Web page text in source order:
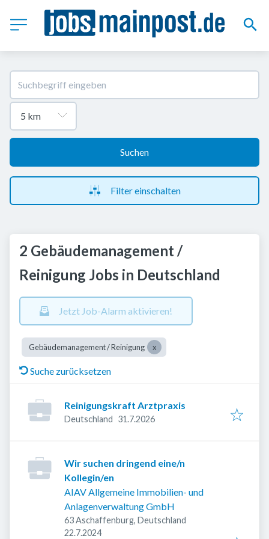
Suchen
Filter einschalten
2 Gebäudemanagement /
Reinigung Jobs in Deutschland
Jetzt Job-Alarm aktivieren!
Gebäudemanagement / Reinigung
Suche zurücksetzen
Reinigungskraft Arztpraxis
Deutschland Veröffentlicht
31.7.2026
Wir suchen dringend eine/n
Kollegin/en
AIAV Allgemeine Immobilien- und
Anlagenverwaltung GmbH
63 Aschaffenburg, Deutschland
Veröffentlicht
22.7.2024